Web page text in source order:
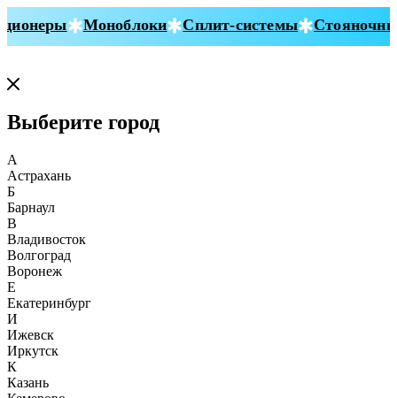
Моноблоки Сплит-системы Стояночные
Выберите город
А
Астрахань
Б
Барнаул
В
Владивосток
Волгоград
Воронеж
Е
Екатеринбург
И
Ижевск
Иркутск
К
Казань